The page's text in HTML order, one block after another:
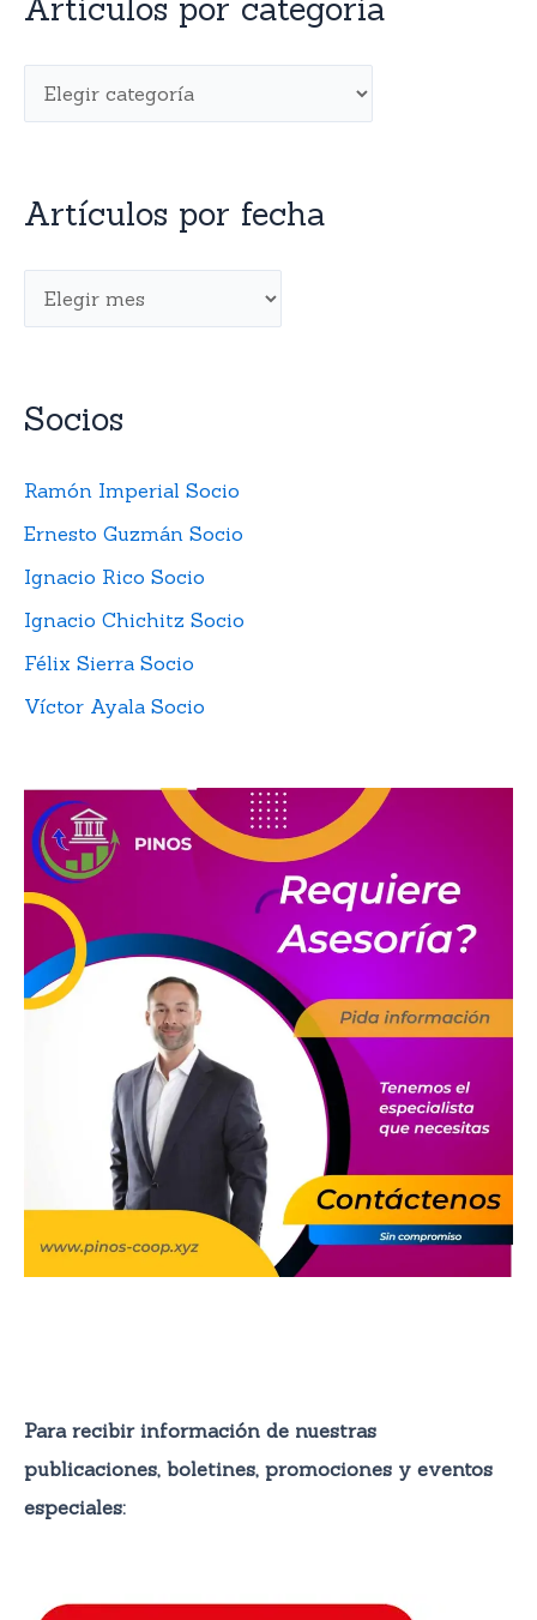
Artículos por categoría
Artículos por fecha
Socios
Ramón Imperial Socio
Ernesto Guzmán Socio
Ignacio Rico Socio
Ignacio Chichitz Socio
Félix Sierra Socio
Víctor Ayala Socio
Para recibir información de nuestras
publicaciones, boletines, promociones y eventos
especiales: